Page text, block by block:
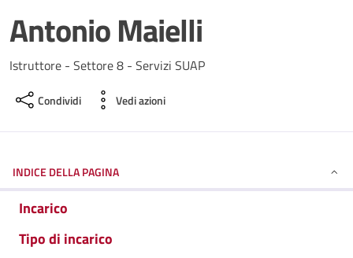
Antonio Maielli
Istruttore - Settore 8 - Servizi SUAP
Condividi Vedi azioni
INDICE DELLA PAGINA
Incarico
Tipo di incarico